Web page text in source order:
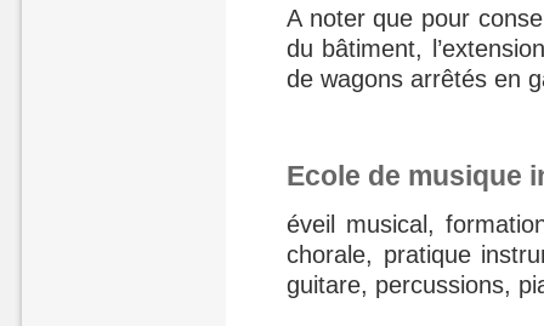
A noter que pour
du bâtiment,
de wagons arrêtés en
Ecole de musique
éveil musical,
chorale, pratique
guitare, percussions,